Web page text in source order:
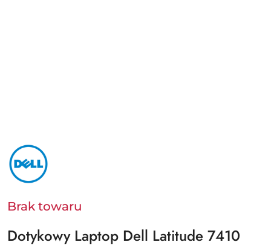
NAZWA
PRODUCENTA:
DELL
Brak towaru
Dotykowy Laptop Dell Latitude 7410